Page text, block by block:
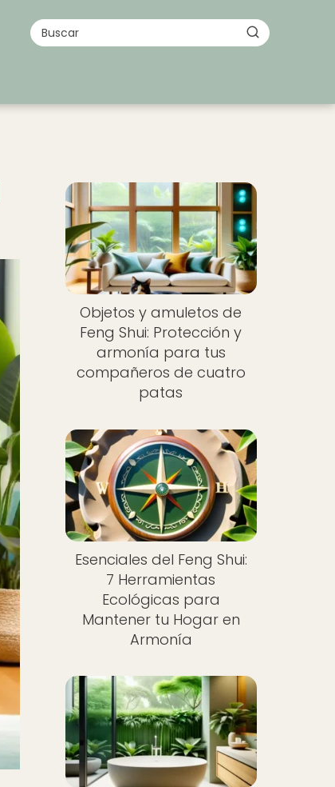
Objetos y amuletos de
Feng Shui: Protección y
armonía para tus
compañeros de cuatro
patas
Esenciales del Feng Shui:
7 Herramientas
Ecológicas para
Mantener tu Hogar en
Armonía